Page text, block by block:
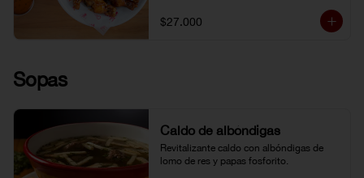
$27.000
Sopas
Caldo de albóndigas
Revitalizante caldo con albóndigas de
lomo de res y papas fosforito.